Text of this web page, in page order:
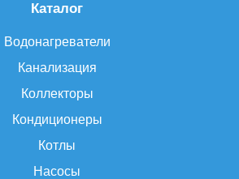
Каталог
Водонагреватели
Канализация
Коллекторы
Кондиционеры
Котлы
Насосы